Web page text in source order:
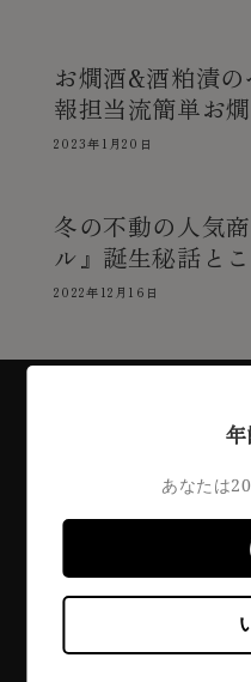
お燗酒&酒粕漬
報担当流簡単お
2023年1月20日
冬の不動の人気
ル』誕生秘話と
2022年12月16日
藤井酒造について
醸造理念
あなたは